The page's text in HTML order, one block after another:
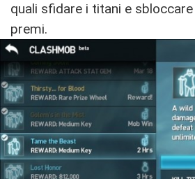
quali sfidare i titani e
premi.